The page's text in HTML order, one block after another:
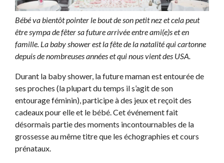
Bébé va bientôt pointer le bout de son petit nez et cela peut
être sympa de fêter sa future arrivée entre ami(e)s et en
famille. La baby shower est la fête de la natalité qui cartonne
depuis de nombreuses années et qui nous vient des USA.
Durant la baby shower, la future maman est entourée de
ses proches (la plupart du temps il s’agit de son
entourage féminin), participe à des jeux et reçoit des
cadeaux pour elle et le bébé. Cet événement fait
désormais partie des moments incontournables de la
grossesse au même titre que les échographies et cours
prénataux.